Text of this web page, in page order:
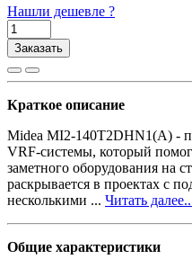
Нашли дешевле ?
Заказать
Краткое описание
Midea MI2-140T2DHN1(A) -
VRF-системы, который
заметного оборудования на
раскрывается в проектах с
несколькими ... Читать
Общие характеристики